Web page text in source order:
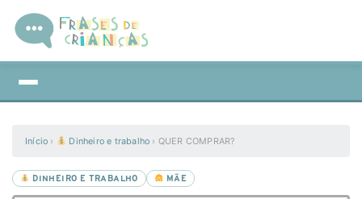
Início › Dinheiro e trabalho › QUER COMPRAR?
DINHEIRO E TRABALHO MÃE